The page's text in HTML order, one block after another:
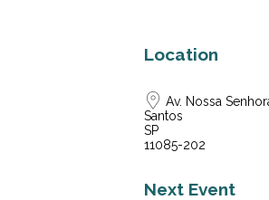
Location
Av. Nossa
Santos
SP
11085-202
Next Event